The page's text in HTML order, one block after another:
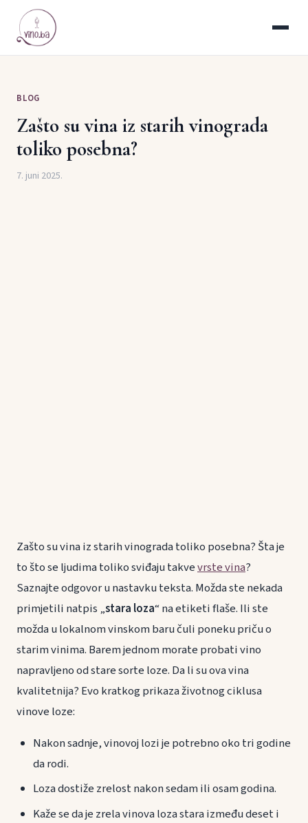
BLOG
Zašto su vina iz starih vinograda
toliko posebna?
7. juni 2025.
Zašto su vina iz starih vinograda toliko posebna? Šta je
to što se ljudima toliko sviđaju takvevrste vina?
Saznajte odgovor u nastavku teksta. Možda ste nekada
primjetili natpis „stara loza“ na etiketi flaše. Ili ste
možda u lokalnom vinskom baru čuli poneku priču o
starim vinima. Barem jednom morate probati vino
napravljeno od stare sorte loze. Da li su ova vina
kvalitetnija? Evo kratkog prikaza životnog ciklusa
vinove loze:
Nakon sadnje, vinovoj lozi je potrebno oko tri godine
da rodi.
Loza dostiže zrelost nakon sedam ili osam godina.
Kaže se da je zrela vinova loza stara između deset i